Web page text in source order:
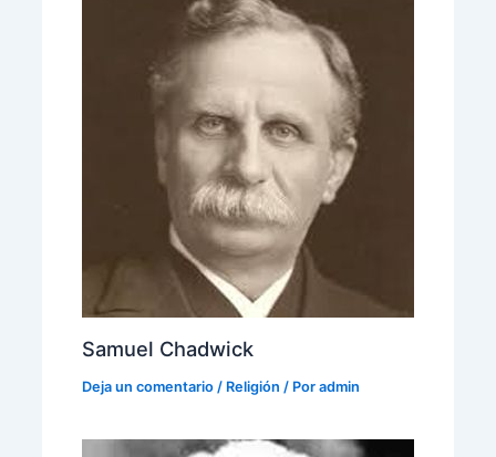
Samuel Chadwick
Deja un comentario / Religión / Por admin